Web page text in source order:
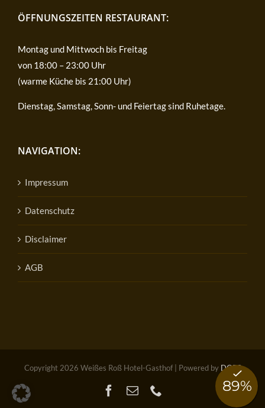
ÖFFNUNGSZEITEN RESTAURANT:
Montag und Mittwoch bis Freitag
von 18:00 – 23:00 Uhr
(warme Küche bis 21:00 Uhr)
Dienstag, Samstag, Sonn- und Feiertag sind Ruhetage.
NAVIGATION:
Impressum
Datenschutz
Disclaimer
AGB
Copyright 2026 Weißes Roß Hotel-Gasthof | Powered by DOPS
Facebook
E-